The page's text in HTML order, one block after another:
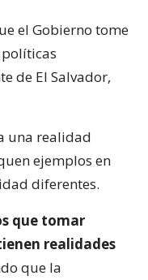
el Gobierno tome
de El Salvador,
una realidad
ejemplos en
diferentes.
que tomar
realidades
que la